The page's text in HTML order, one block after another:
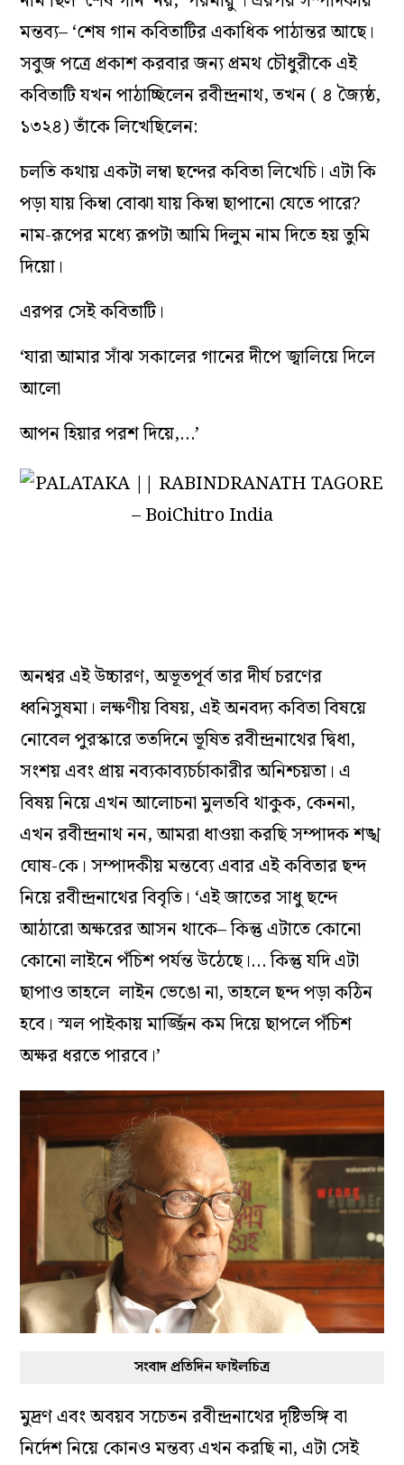
মন্তব‌্য– ‘শেষ গান কবিতাটির একাধিক পাঠান্তর আছে।
সবুজ পত্রে প্রকাশ করবার জন‌্য প্রমথ চৌধুরীকে এই
কবিতাটি যখন পাঠাচ্ছিলেন রবীন্দ্রনাথ, তখন ( ৪ জ‌্যৈষ্ঠ,
১৩২৪) তাঁকে লিখেছিলেন:
চলতি কথায় একটা লম্বা ছন্দের কবিতা লিখেচি। এটা কি
পড়া যায় কিম্বা বোঝা যায় কিম্বা ছাপানো যেতে পারে?
নাম-রূপের মধ‌্যে রূপটা আমি দিলুম নাম দিতে হয় তুমি
দিয়ো।
এরপর সেই কবিতাটি।
‘যারা আমার সাঁঝ সকালের গানের দীপে জ্বালিয়ে দিলে
আলো
আপন হিয়ার পরশ দিয়ে,…’
অনশ্বর এই উচ্চারণ, অভূতপূর্ব তার দীর্ঘ চরণের
ধ্বনিসুষমা। লক্ষণীয় বিষয়, এই অনবদ‌্য কবিতা বিষয়ে
নোবেল পুরস্কারে ততদিনে ভূষিত রবীন্দ্রনাথের দ্বিধা,
সংশয় এবং প্রায় নব্যকাব‌্যচর্চাকারীর অনিশ্চয়তা। এ
বিষয় নিয়ে এখন আলোচনা মুলতবি থাকুক, কেননা,
এখন রবীন্দ্রনাথ নন, আমরা ধাওয়া করছি সম্পাদক শঙ্খ
ঘোষ-কে। সম্পাদকীয় মন্তব‌্যে এবার এই কবিতার ছন্দ
নিয়ে রবীন্দ্রনাথের বিবৃতি। ‘এই জাতের সাধু ছন্দে
আঠারো অক্ষরের আসন থাকে– কিন্তু এটাতে কোনো
কোনো লাইনে পঁচিশ পর্যন্ত উঠেছে।… কিন্তু যদি এটা
ছাপাও তাহলে লাইন ভেঙো না, তাহলে ছন্দ পড়া কঠিন
হবে। স্মল পাইকায় মার্জ্জিন কম দিয়ে ছাপলে পঁচিশ
অক্ষর ধরতে পারবে।’
সংবাদ প্রতিদিন ফাইলচিত্র
মুদ্রণ এবং অবয়ব সচেতন রবীন্দ্রনাথের দৃষ্টিভঙ্গি বা
নির্দেশ নিয়ে কোনও মন্তব‌্য এখন করছি না, এটা সেই